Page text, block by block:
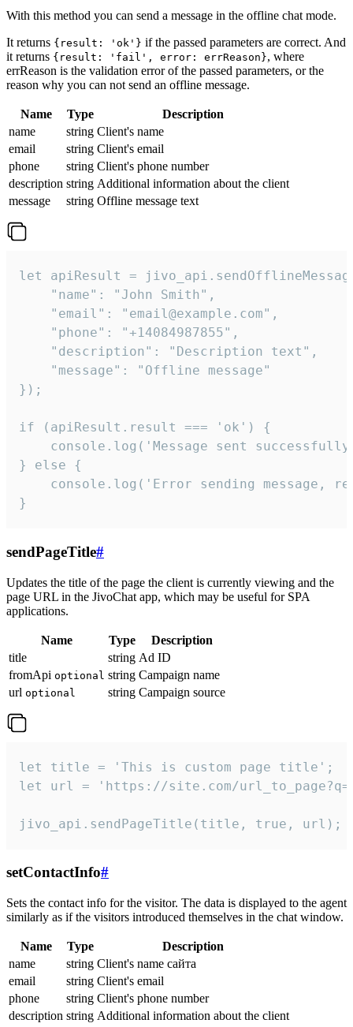
With this method you can send a message in the offline chat mode.
It returns {result: 'ok'} if the passed parameters are correct. And
it returns {result: 'fail', error: errReason}, where
errReason is the validation error of the passed parameters, or the
reason why you can not send an offline message.
Name Type
Description
name
string Client's name
email
string Client's email
phone
string Client's phone number
description string Additional information about the client
message
string Offline message text
let apiResult =
    "name": "John Smith",
    "email": "email@example.com",
    "phone": "+14084987855",
    "description": "Description text",
    "message": "Offline message"
});
if (apiResult.result === 'ok') {
console.log('Message sent
} else {
console.log('Error sending message,
}
sendPageTitle#
Updates the title of the page the client is currently viewing and the
page URL in the JivoChat app, which may be useful for SPA
applications.
Name Type
Description
title
string Ad ID
fromApi optional string Campaign name
url optional string Campaign source
let title = 'This is custom page title';
let url = 'https://site.com/
jivo_api.sendPageTitle(title, true, url);
setContactInfo#
Sets the contact info for the visitor. The data is displayed to the agent
similarly as if the visitors introduced themselves in the chat window.
Name Type
Description
name
string Client's name сайта
email
string Client's email
phone
string Client's phone number
description string Additional information about the client